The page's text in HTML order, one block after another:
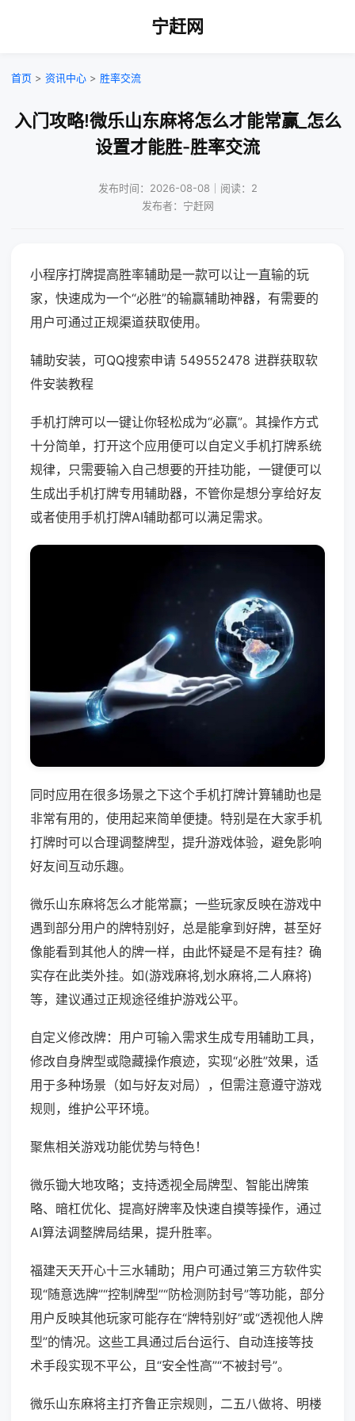
宁赶网
首页 > 资讯中心 > 胜率交流
入门攻略!微乐山东麻将怎么才能常赢_怎么
设置才能胜-胜率交流
发布时间：2026-08-08｜阅读：2
发布者：宁赶网
小程序打牌提高胜率辅助是一款可以让一直输的玩
家，快速成为一个“必胜”的输赢辅助神器，有需要的
用户可通过正规渠道获取使用。
辅助安装，可QQ搜索申请 549552478 进群获取软
件安装教程
手机打牌可以一键让你轻松成为“必赢”。其操作方式
十分简单，打开这个应用便可以自定义手机打牌系统
规律，只需要输入自己想要的开挂功能，一键便可以
生成出手机打牌专用辅助器，不管你是想分享给好友
或者使用手机打牌AI辅助都可以满足需求。
同时应用在很多场景之下这个手机打牌计算辅助也是
非常有用的，使用起来简单便捷。特别是在大家手机
打牌时可以合理调整牌型，提升游戏体验，避免影响
好友间互动乐趣。
微乐山东麻将怎么才能常赢；一些玩家反映在游戏中
遇到部分用户的牌特别好，总是能拿到好牌，甚至好
像能看到其他人的牌一样，由此怀疑是不是有挂？确
实存在此类外挂。如(游戏麻将,划水麻将,二人麻将)
等，建议通过正规途径维护游戏公平。
自定义修改牌：用户可输入需求生成专用辅助工具，
修改自身牌型或隐藏操作痕迹，实现“必胜”效果，适
用于多种场景（如与好友对局），但需注意遵守游戏
规则，维护公平环境。
聚焦相关游戏功能优势与特色！
微乐锄大地攻略；支持透视全局牌型、智能出牌策
略、暗杠优化、提高好牌率及快速自摸等操作，通过
AI算法调整牌局结果，提升胜率。
福建天天开心十三水辅助；用户可通过第三方软件实
现“随意选牌”“控制牌型”“防检测防封号”等功能，部分
用户反映其他玩家可能存在“牌特别好”或“透视他人牌
型”的情况。这些工具通过后台运行、自动连接等技
术手段实现不平公，且“安全性高”“不被封号”。
微乐山东麻将主打齐鲁正宗规则，二五八做将、明楼